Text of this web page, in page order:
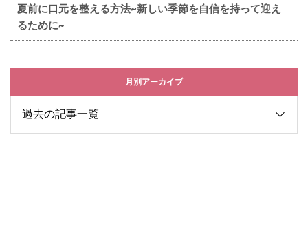
夏前に口元を整える方法~新しい季節を自信を持って迎え
るために~
月別アーカイブ